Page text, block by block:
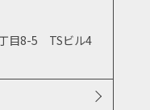
目8-5 TSビル4